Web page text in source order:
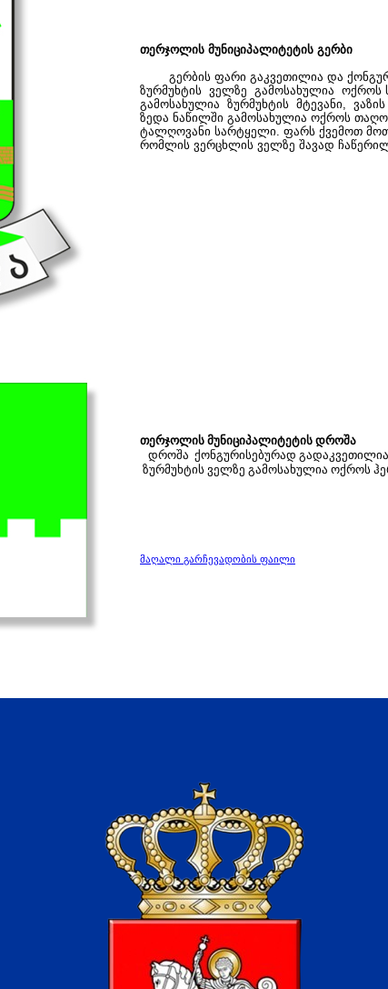
ნიმუში
თერჯოლის მუნიციპალიტეტის გერბი
გერბის ფარი გაკვეთილია და
ზურმუხტის ველზე გამოსახულია ოქროს
გამოსახულია ზურმუხტის მტევანი,
ზედა ნაწილში გამოსახულია ოქროს
ტალღოვანი სარტყელი. ფარს ქვემოთ
რომლის ვერცხლის ველზე შავად
თერჯოლის მუნიციპალიტეტის დროშა
დროშა ქონგურისებურად
ზურმუხტის ველზე გამოსახულია ოქროს
მაღალი გარჩევადობის ფაილი